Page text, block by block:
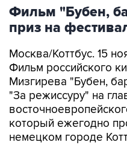
Фильм "Бубен,
приз на
Москва/Коттбус. 15
Фильм российского
Мизгирева "Бубен,
"За режиссуру" на
который ежегодно
немецком городе